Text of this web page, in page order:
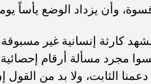
وأن يزداد الوضع يأساً
كارثة إنسانية غير
مجرد مسألة أرقام
الثابت، ولا بد من